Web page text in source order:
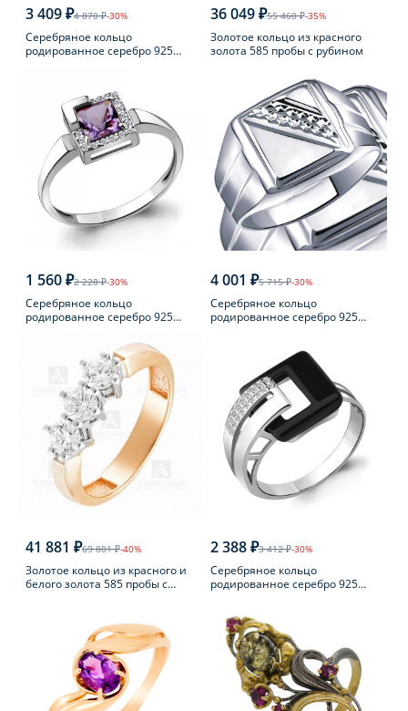
3 409 ₽4 870 ₽-30%
Серебряное кольцо
родированное серебро 925
36 049 ₽55 460 ₽-35%
Золотое кольцо из красного
золота 585 пробы с рубином
1 560 ₽2 228 ₽-30%
Серебряное кольцо
родированное серебро 925
4 001 ₽5 715 ₽-30%
Серебряное кольцо
родированное серебро 925
41 881 ₽69 801 ₽-40%
Золотое кольцо из красного и
белого золота 585 пробы с
2 388 ₽3 412 ₽-30%
Серебряное кольцо
родированное серебро 925